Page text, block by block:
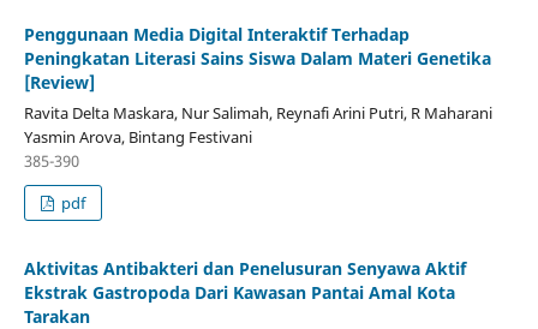
Penggunaan Media Digital Interaktif Terhadap
Peningkatan Literasi Sains Siswa Dalam Materi Genetika
[Review]
Ravita Delta Maskara, Nur Salimah, Reynafi Arini Putri, R Maharani
Yasmin Arova, Bintang Festivani
385-390
pdf
Aktivitas Antibakteri dan Penelusuran Senyawa Aktif
Ekstrak Gastropoda Dari Kawasan Pantai Amal Kota
Tarakan